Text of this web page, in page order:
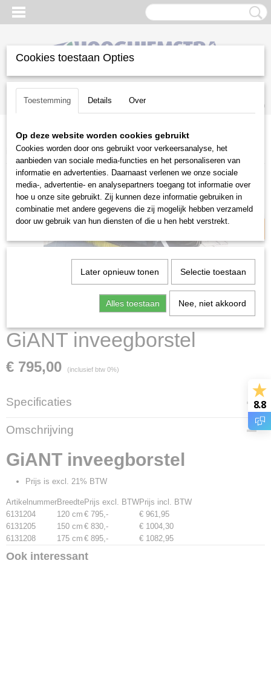
Inloggen Registreren
(0)
Home >Groot materieel>Knikladers>Aanbouwdelen
inveegborstel
Excl. btw
GiANT inveegborstel
€ 795,00 (inclusief btw 0%)
Specificaties
Productcode
6131205
Omschrijving
GiANT inveegborstel
Prijs is excl. 21% BTW
ArtikelnummerBreedtePrijs excl. BTWPrijs incl. BTW
6131204
120 cm € 795,-
€ 961,95
6131205
150 cm € 830,-
€ 1004,30
6131208
175 cm € 895,- € 1082,95
Ook interessant
8.8
Cookies toestaan Opties
Toestemming Details Over
Op deze website worden cookies gebruikt
Cookies worden door ons gebruikt voor verkeersanalyse, het
aanbieden van sociale media-functies en het personaliseren van
informatie en advertenties. Daarnaast verlenen we onze sociale
media-, advertentie- en analysepartners toegang tot informatie over
hoe u onze site gebruikt. Zij kunnen deze informatie gebruiken in
combinatie met andere gegevens die zij mogelijk hebben verzameld
door uw gebruik van hun diensten of die u hen hebt verstrekt.
Later opnieuw tonen Selectie toestaan
Alles toestaan Nee, niet akkoord